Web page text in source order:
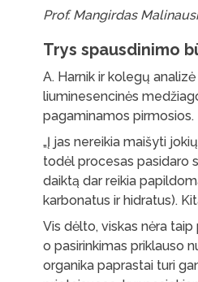
Prof. Mangirdas
Trys spausdinimo
A. Harnik ir kolegų
liuminesencinės
pagaminamos pirmosios.
„Į jas nereikia maišyti
todėl procesas pasidaro
daiktą dar reikia
karbonatus ir hidratus).
Vis dėlto, viskas nėra
o pasirinkimas priklauso
organika paprastai turi